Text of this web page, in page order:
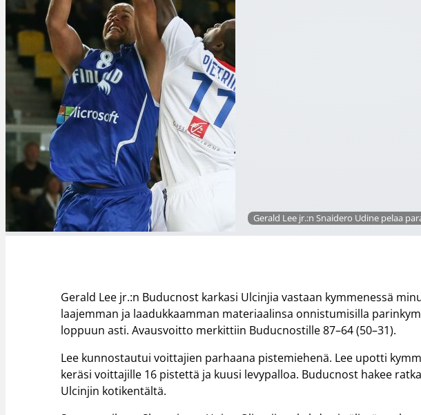
Gerald Lee jr.:n Snaidero Udine pelaa
Gerald Lee jr.:n Buducnost karkasi Ulcinjia vastaan kymmenessä
laajemman ja laadukkaamman materiaalinsa onnistumisilla
loppuun asti. Avausvoitto merkittiin Buducnostille 87–64 (50–31).
Lee kunnostautui voittajien parhaana pistemiehenä. Lee upotti
keräsi voittajille 16 pistettä ja kuusi levypalloa. Buducnost hakee
Ulcinjin kotikentältä.